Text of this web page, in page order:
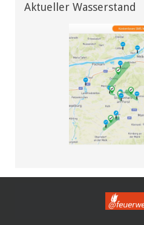
Aktueller Wasserstand